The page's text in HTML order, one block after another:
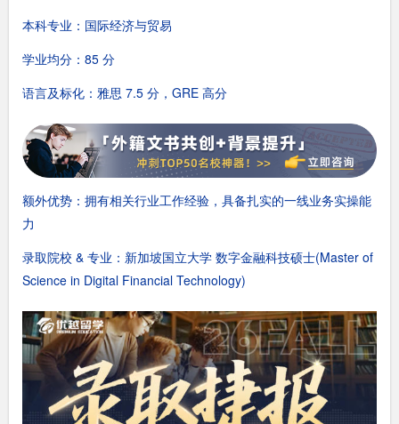
本科专业：国际经济与贸易
学业均分：85 分
语言及标化：雅思 7.5 分，GRE 高分
额外优势：拥有相关行业工作经验，具备扎实的一线业务实操能
力
录取院校 & 专业：新加坡国立大学 数字金融科技硕士(Master of
Science in Digital Financial Technology)